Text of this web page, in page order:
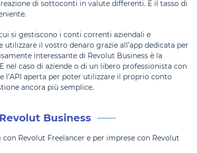
di sottoconti in valute differenti. E il tasso di
si gestiscono i conti correnti aziendali e
il vostro denaro grazie all’app dedicata per
interessante di Revolut Business è la
caso di aziende o di un libero professionista con
l’API aperta per poter utilizzare il proprio conto
ancora più semplice.
Business
Revolut Freelancer e per imprese con Revolut